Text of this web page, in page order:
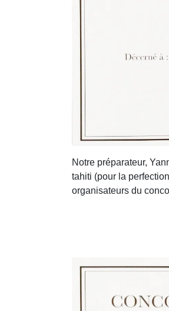
Notre préparateur,
tahiti (pour la
organisateurs du